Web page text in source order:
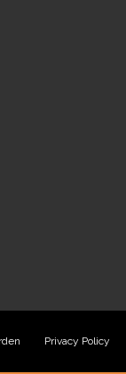
Privacy Policy